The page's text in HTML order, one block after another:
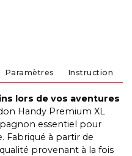
Paramètres Instruction
lors de vos aventures
Handy Premium XL
essentiel pour
Fabriqué à partir de
provenant à la fois